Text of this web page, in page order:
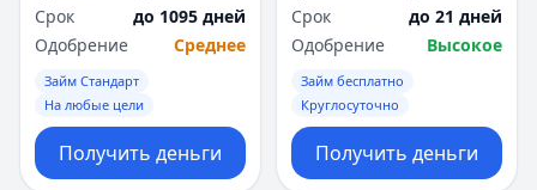
Срок
до 1095 дней
Одобрение
Среднее
Займ Стандарт
На любые цели
Получить деньги
Срок
до 21 дней
Одобрение
Высокое
Займ бесплатно
Круглосуточно
Получить деньги